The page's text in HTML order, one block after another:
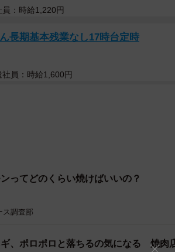
はじめて！※画像はイメージです（Hanabou/
員：時給1,220円
長期基本残業なし17時台定時
社員：時給1,600円
ンってどのくらい焼けばいいの？
ス調査部
ギ、ポロポロと落ちるの気になる 焼肉